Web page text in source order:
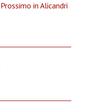
Prossimo in Alicandri